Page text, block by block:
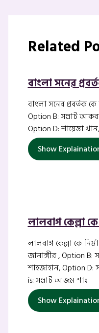
Related
বাংলা সনের
বাংলা সনের প্রবর্তক
Option B: সম্রাট
Option D: শায়েস্তা
Show
লালবাগ কেল্লা
লালবাগ কেল্লা কে
জানাঙ্গীর , Option B:
শাহজাহান, Option
is: সম্রাট আজম শাহ
Show